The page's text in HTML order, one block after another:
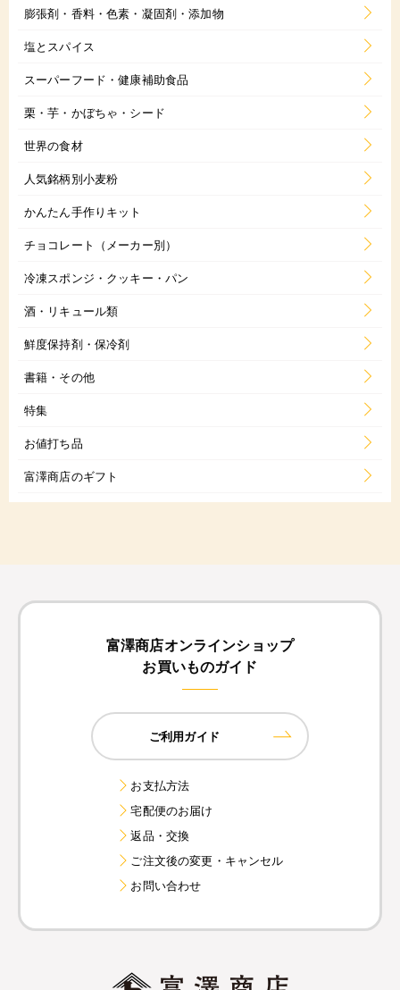
膨張剤・香料・色素・凝固剤・添加物
塩とスパイス
スーパーフード・健康補助食品
栗・芋・かぼちゃ・シード
世界の食材
人気銘柄別小麦粉
かんたん手作りキット
チョコレート（メーカー別）
冷凍スポンジ・クッキー・パン
酒・リキュール類
鮮度保持剤・保冷剤
書籍・その他
特集
お値打ち品
富澤商店のギフト
富澤商店オンラインショップ
お買いものガイド
ご利用ガイド
お支払方法
宅配便のお届け
返品・交換
ご注文後の変更・キャンセル
お問い合わせ